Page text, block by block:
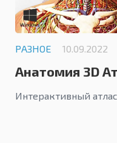
РАЗНОЕ 10.09.2022
Анатомия 3D
Интерактивный